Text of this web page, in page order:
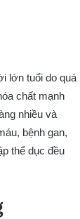
lớn tuổi do quá
chất mạnh
nhiều và
bệnh gan,
thể dục đều